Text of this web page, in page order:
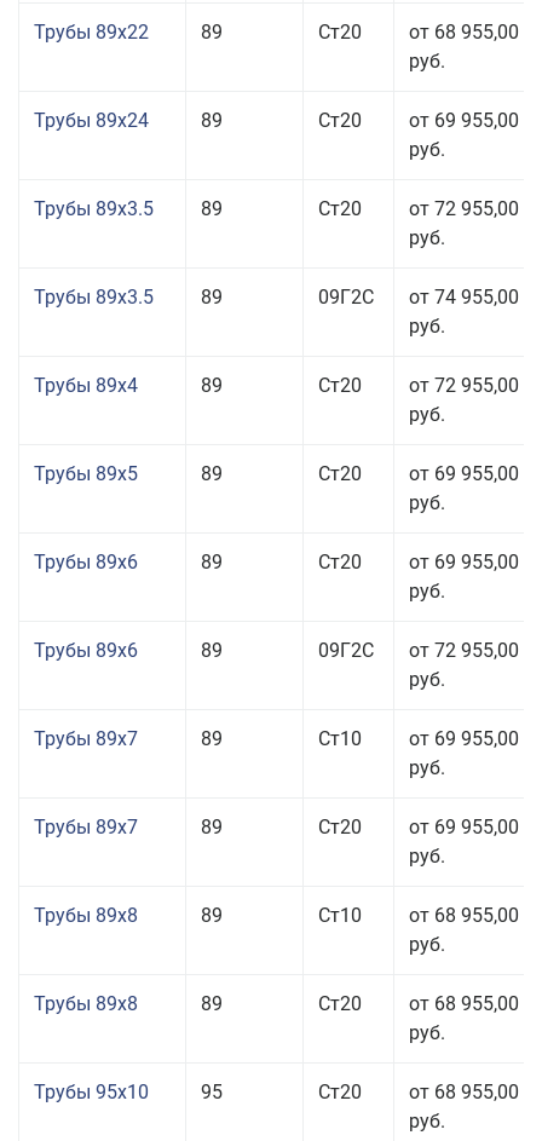
Трубы 89x22 89 Ст20
от 68 955,00
руб.
Трубы 89x24 89 Ст20
от 69 955,00
руб.
Трубы 89x3.5 89 Ст20
от 72 955,00
руб.
Трубы 89x3.5 89 09Г2С
от 74 955,00
руб.
Трубы 89x4 89 Ст20
от 72 955,00
руб.
Трубы 89x5 89 Ст20
от 69 955,00
руб.
Трубы 89x6 89 Ст20
от 69 955,00
руб.
Трубы 89x6 89 09Г2С
от 72 955,00
руб.
Трубы 89x7 89 Ст10
от 69 955,00
руб.
Трубы 89x7 89 Ст20
от 69 955,00
руб.
Трубы 89x8 89 Ст10
от 68 955,00
руб.
Трубы 89x8 89 Ст20
от 68 955,00
руб.
Трубы 95x10 95 Ст20
от 68 955,00
руб.